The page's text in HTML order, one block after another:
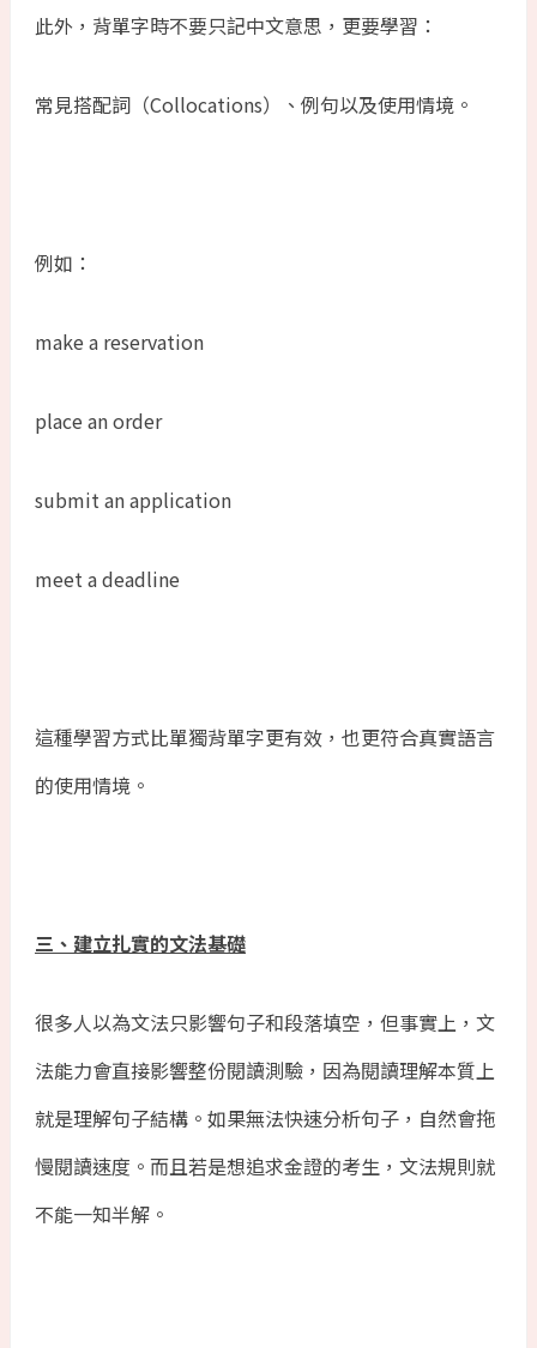
此外，背單字時不要只記中文意思，更要學習：
常見搭配詞（Collocations）、例句以及使用情境。
例如：
make a reservation
place an order
submit an application
meet a deadline
這種學習方式比單獨背單字更有效，也更符合真實語言
的使用情境。
三、建立扎實的文法基礎
很多人以為文法只影響句子和段落填空，但事實上，文
法能力會直接影響整份閱讀測驗，因為閱讀理解本質上
就是理解句子結構。如果無法快速分析句子，自然會拖
慢閱讀速度。而且若是想追求金證的考生，文法規則就
不能一知半解。